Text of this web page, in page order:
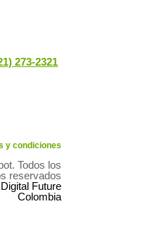
273-2321
y condiciones
Todos los
reservados
Digital Future
Colombia